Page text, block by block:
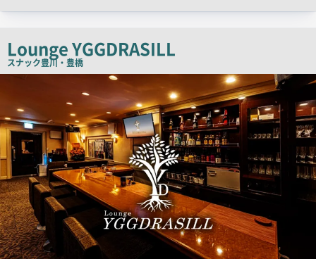
コ
ピ
Lounge YGGDRASILL
スナック豊川・豊橋
像